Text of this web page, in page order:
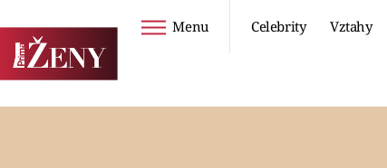
Menu Celebrity Vztahy